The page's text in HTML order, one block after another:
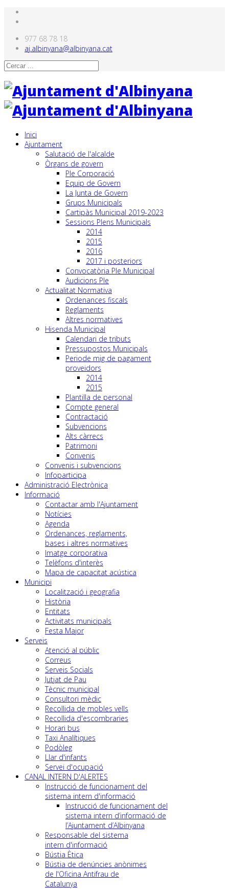
977 68 78 18
aj.albinyana@albinyana.cat
Inici
Ajuntament
Salutació de l'alcalde
Òrgans de govern
Ple Corporació
Equip de Govern
La Junta de Govern
Grups Municipals
Cartipàs Municipal 2019-2023
Sessions Plens Municipals
2014
2015
2016
2017 i posteriors
Convocatòria Ple Municipal
Audicions Ple
Actualitat Normativa
Ordenances fiscals
Reglaments
Altres normatives
Hisenda Municipal
Calendari de tributs
Pressupostos Municipals
Periode mig de pagament
proveidors
2014
2015
Plantilla de personal
Compte general
Contractació
Subvencions
Alts càrrecs
Patrimoni
Convenis
Convenis i subvencions
Infoparticipa
Administració Electrònica
Informació
Contactar amb l'Ajuntament
Notícies
Agenda
Ordenances, reglaments,
bases i altres normatives
Imatge corporativa
Telèfons d'interès
Mapa de capacitat acústica
Municipi
Localització i geografia
Història
Entitats
Activitats municipals
Festa Major
Serveis
Atenció al públic
Correus
Serveis Socials
Jutjat de Pau
Tècnic municipal
Consultori mèdic
Recollida de mobles vells
Recollida d'escombraries
Horari bus
Taxi Analítiques
Podòleg
Llar d'infants
Servei d'ocupació
CANAL INTERN D'ALERTES
Instrucció de funcionament del
sistema intern d'informació
Instrucció de funcionament del
sistema intern d’informació de
l’Ajuntament d’Albinyana
Responsable del sistema
intern d'informació
Bústia Ètica
Bústia de denúncies anònimes
de l'Oficina Antifrau de
Catalunya